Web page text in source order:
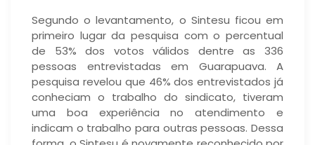
Segundo o levantamento, o Sintesu ficou em
primeiro lugar da pesquisa com o percentual
de 53% dos votos válidos dentre as 336
pessoas entrevistadas em Guarapuava. A
pesquisa revelou que 46% dos entrevistados já
conheciam o trabalho do sindicato, tiveram
uma boa experiência no atendimento e
indicam o trabalho para outras pessoas. Dessa